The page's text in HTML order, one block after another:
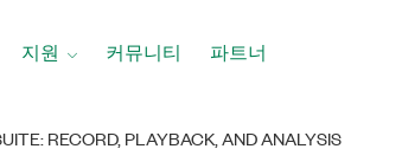
지원 커뮤니티 파트너
RECORD, PLAYBACK, AND ANALYSIS